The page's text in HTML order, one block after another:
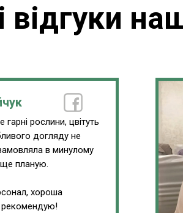
рослини, цвітуть
догляду не
в минулому
планую.
хороша
рекомендую!
відгуки